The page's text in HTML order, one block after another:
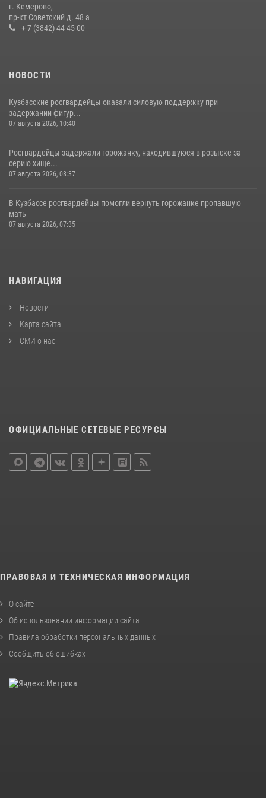
20 июля 2026, 08:52
г. Кемерово,
пр-кт Советский д. 48 а
+ 7 (3842) 44-45-00
НОВОСТИ
Кузбасские росгвардейцы оказали силовую поддержку при
задержании фигур...
07 августа 2026, 10:40
Росгвардейцы задержали горожанку, находившуюся в розыске за
серию хище...
07 августа 2026, 08:37
В Кузбассе росгвардейцы помогли вернуть горожанке пропавшую
мать
07 августа 2026, 07:35
НАВИГАЦИЯ
Новости
Карта сайта
СМИ о нас
ОФИЦИАЛЬНЫЕ СЕТЕВЫЕ РЕСУРСЫ
ПРАВОВАЯ И ТЕХНИЧЕСКАЯ ИНФОРМАЦИЯ
О сайте
Об использовании информации сайта
Правила обработки персональных данных
Сообщить об ошибках